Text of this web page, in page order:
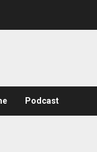
Podcast